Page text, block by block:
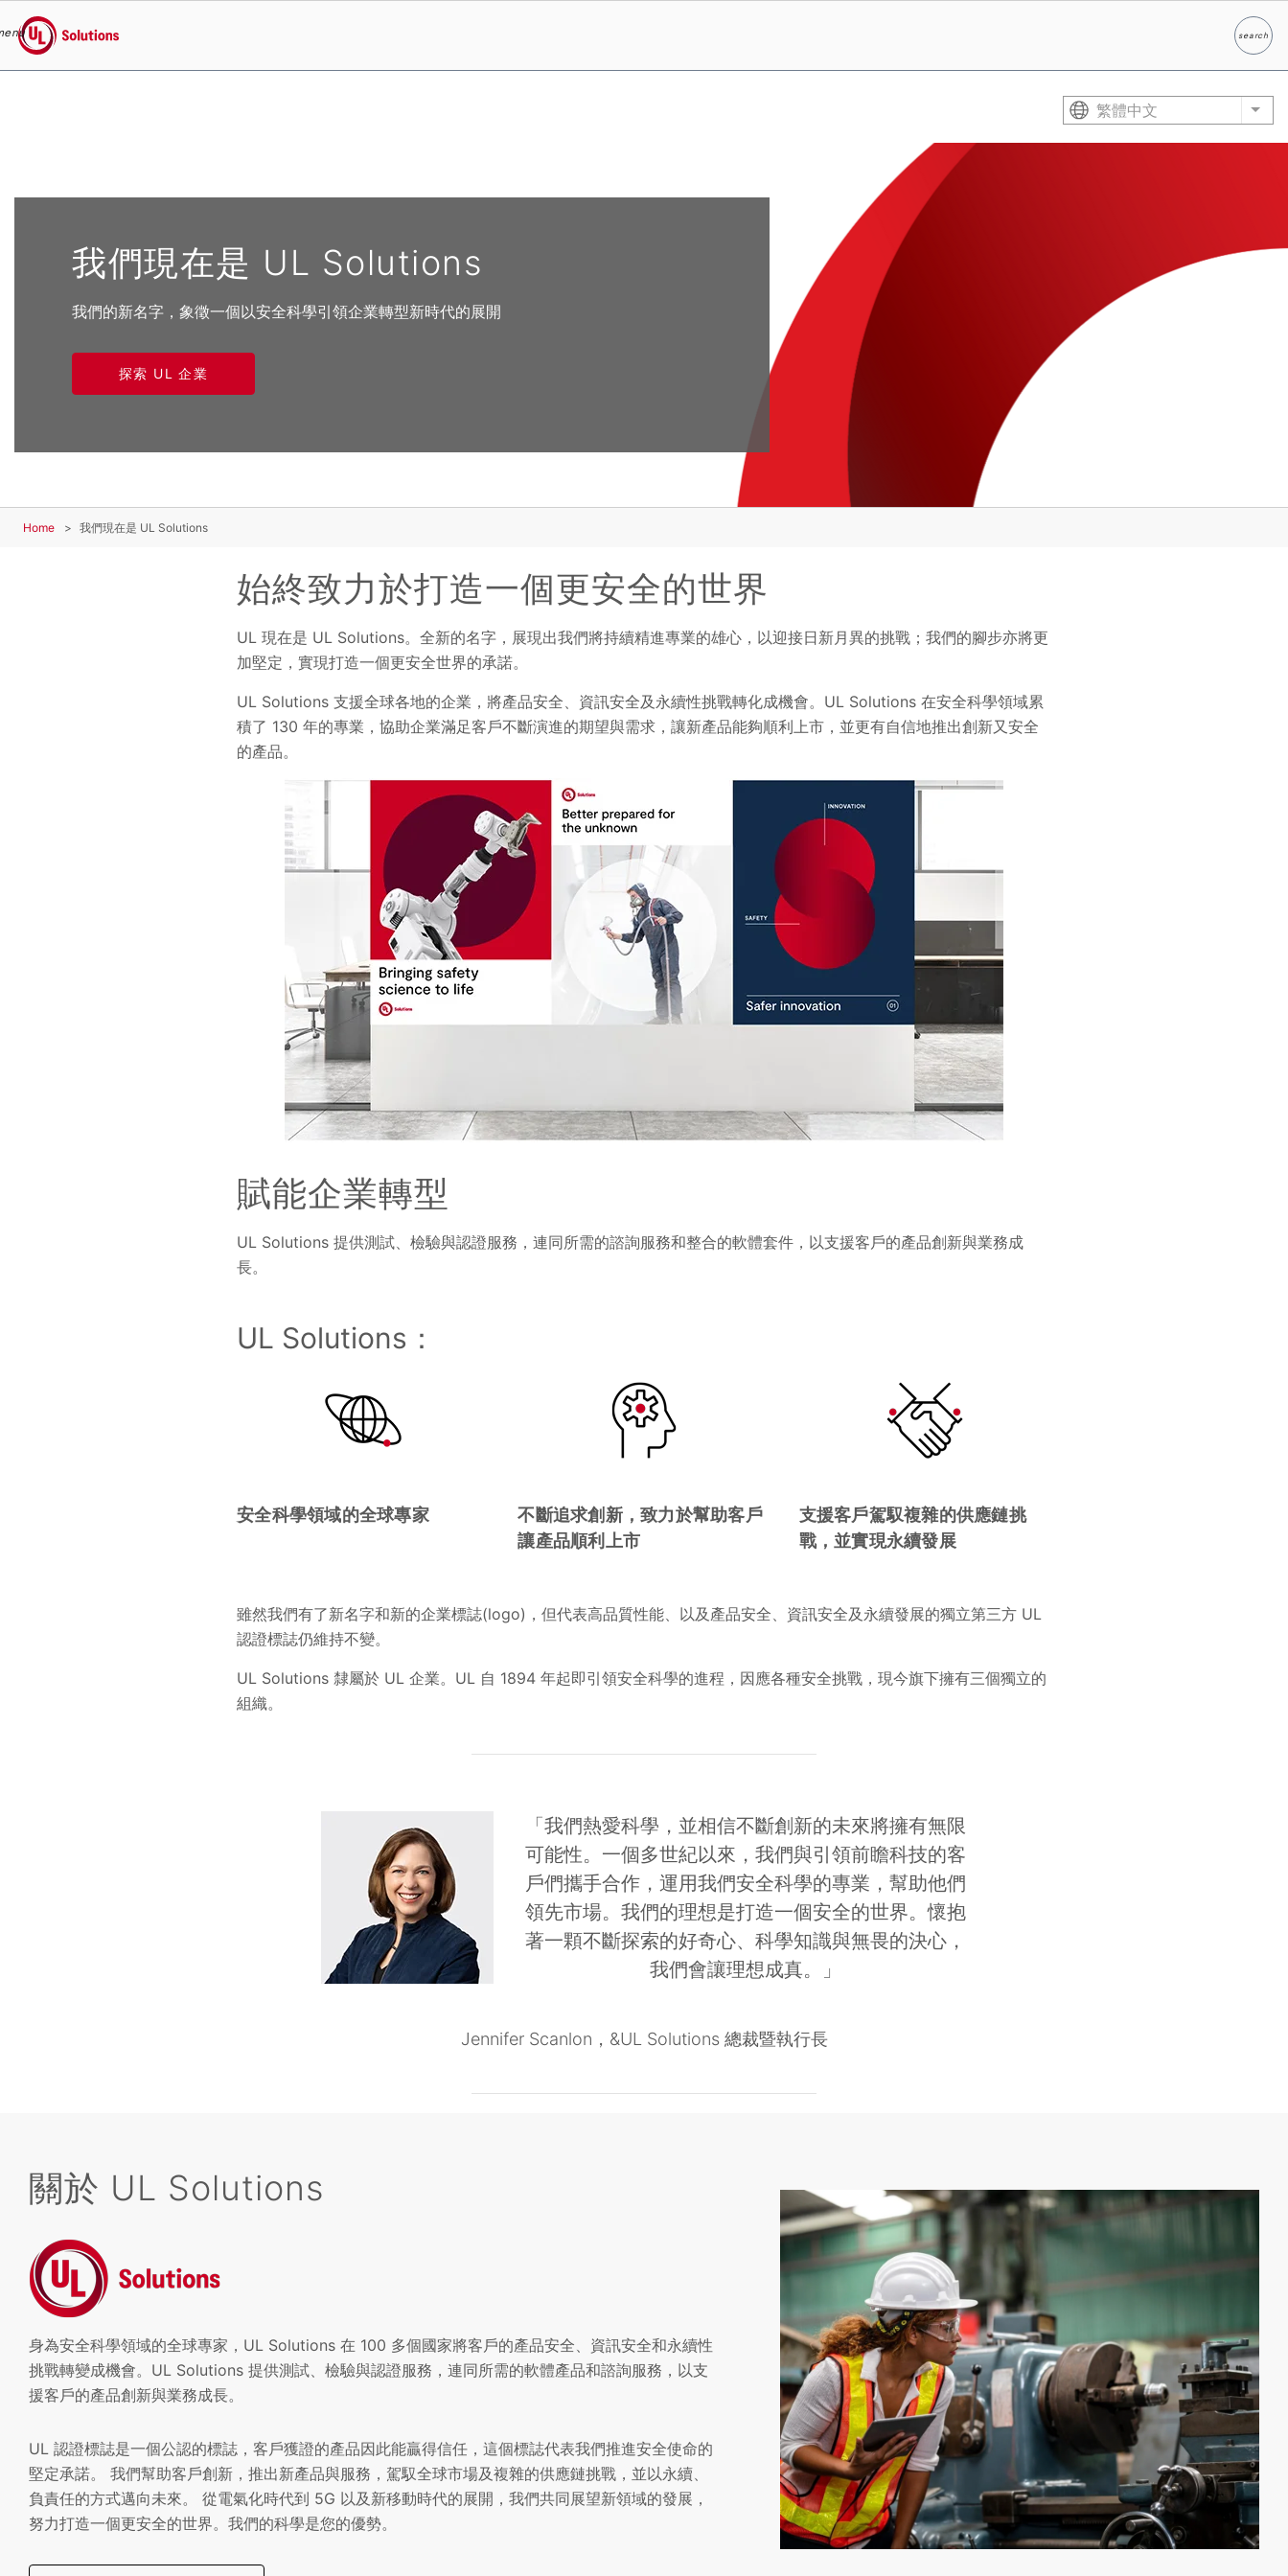
UL Solutions
searchSearch
繁體中文 List
我們現在是 UL Solutions
我們的新名字，象徵一個以安全科學引領企業轉型新時代的展開
探索 UL 企業
Home 我們現在是 UL Solutions
始終致力於打造一個更安全的世界
UL 現在是 UL Solutions。全新的名字，展現出我們將持續精進專業的雄心，以迎接日新月異的挑戰；我們的腳步亦將更
加堅定，實現打造一個更安全世界的承諾。
UL Solutions 支援全球各地的企業，將產品安全、資訊安全及永續性挑戰轉化成機會。UL Solutions 在安全科學領域累
積了 130 年的專業，協助企業滿足客戶不斷演進的期望與需求，讓新產品能夠順利上市，並更有自信地推出創新又安全
的產品。
賦能企業轉型
UL Solutions 提供測試、檢驗與認證服務，連同所需的諮詢服務和整合的軟體套件，以支援客戶的產品創新與業務成
長。
UL Solutions：
安全科學領域的全球專家
不斷追求創新，致力於幫助客戶
讓產品順利上市
支援客戶駕馭複雜的供應鏈挑
戰，並實現永續發展
雖然我們有了新名字和新的企業標誌(logo)，但代表高品質性能、以及產品安全、資訊安全及永續發展的獨立第三方 UL
認證標誌仍維持不變。
UL Solutions 隸屬於 UL 企業。UL 自 1894 年起即引領安全科學的進程，因應各種安全挑戰，現今旗下擁有三個獨立的
組織。
「我們熱愛科學，並相信不斷創新的未來將擁有無限
可能性。一個多世紀以來，我們與引領前瞻科技的客
戶們攜手合作，運用我們安全科學的專業，幫助他們
領先市場。我們的理想是打造一個安全的世界。懷抱
著一顆不斷探索的好奇心、科學知識與無畏的決心，
我們會讓理想成真。」
Jennifer Scanlon，&UL Solutions 總裁暨執行長
關於 UL Solutions
身為安全科學領域的全球專家，UL Solutions 在 100 多個國家將客戶的產品安全、資訊安全和永續性
挑戰轉變成機會。UL Solutions 提供測試、檢驗與認證服務，連同所需的軟體產品和諮詢服務，以支
援客戶的產品創新與業務成長。
UL 認證標誌是一個公認的標誌，客戶獲證的產品因此能贏得信任，這個標誌代表我們推進安全使命的
堅定承諾。 我們幫助客戶創新，推出新產品與服務，駕馭全球市場及複雜的供應鏈挑戰，並以永續、
負責任的方式邁向未來。 從電氣化時代到 5G 以及新移動時代的展開，我們共同展望新領域的發展，
努力打造一個更安全的世界。我們的科學是您的優勢。